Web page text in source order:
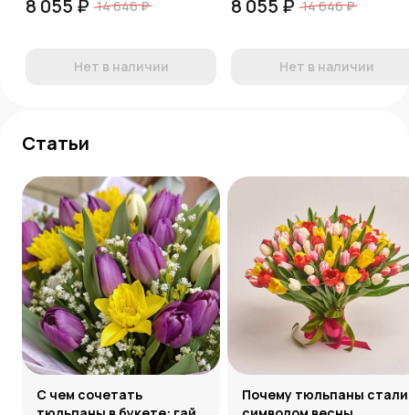
8 055 ₽ 14 646 ₽
Нет в наличии
8 055 ₽ 14 646 ₽
Нет в наличии
Статьи
С чем сочетать
Почему тюльпаны стали